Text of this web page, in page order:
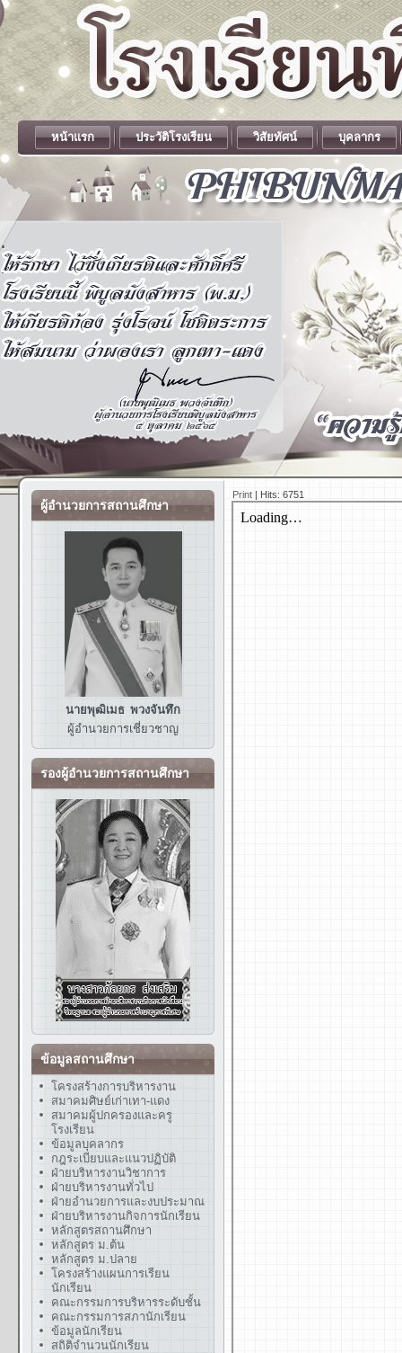
.
.
หน้าแรก ประวัติโรงเรียน วิสัยทัศน์ บุคลากร
ผู้อำนวยการสถานศึกษา
นายพุฒิเมธ พวงจันทึก
ผู้อำนวยการเชี่ยวชาญ
รองผู้อำนวยการสถานศึกษา
ข้อมูลสถานศึกษา
โครงสร้างการบริหารงาน
สมาคมศิษย์เก่าเทา-แดง
สมาคมผู้ปกครองและครู
โรงเรียน
ข้อมูลบุคลากร
กฎระเบียบและแนวปฏิบัติ
ฝ่ายบริหารงานวิชาการ
ฝ่ายบริหารงานทั่วไป
ฝ่ายอำนวยการและงบประมาณ
ฝ่ายบริหารงานกิจการนักเรียน
หลักสูตรสถานศึกษา
หลักสูตร ม.ต้น
หลักสูตร ม.ปลาย
โครงสร้างแผนการเรียน
นักเรียน
คณะกรรมการบริหารระดับชั้น
คณะกรรมการสภานักเรียน
ข้อมูลนักเรียน
สถิติจำนวนนักเรียน
Print | Hits: 6751